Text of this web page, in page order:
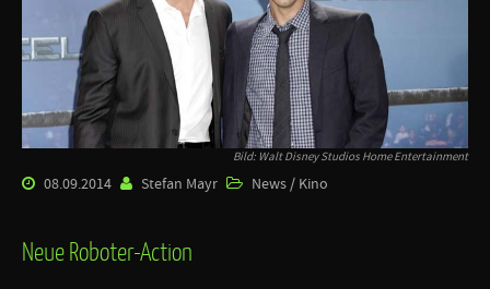
Bild: Walt Disney Studios Home Entertainment
08.09.2014 Stefan Mayr News / Kino
Neue Roboter-Action